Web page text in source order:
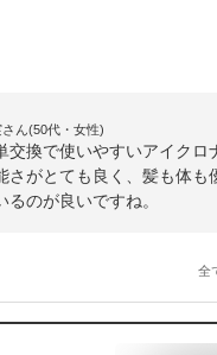
ん(50代・女性)
交換で使いやすいアイク
さがとても良く、髪も体
るのが良いですね。
全